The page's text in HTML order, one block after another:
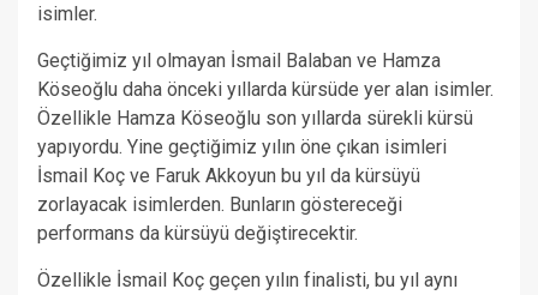
isimler.
Geçtiğimiz yıl olmayan İsmail Balaban ve Hamza
Köseoğlu daha önceki yıllarda kürsüde yer alan isimler.
Özellikle Hamza Köseoğlu son yıllarda sürekli kürsü
yapıyordu. Yine geçtiğimiz yılın öne çıkan isimleri
İsmail Koç ve Faruk Akkoyun bu yıl da kürsüyü
zorlayacak isimlerden. Bunların göstereceği
performans da kürsüyü değiştirecektir.
Özellikle İsmail Koç geçen yılın finalisti, bu yıl aynı